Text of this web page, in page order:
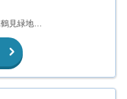
心斎橋駅から徒歩10分（御堂筋線、長堀鶴見緑地線） 西大橋駅から徒歩2分（長堀鶴見緑地線） 四ツ橋駅から徒歩4分（四つ橋線）